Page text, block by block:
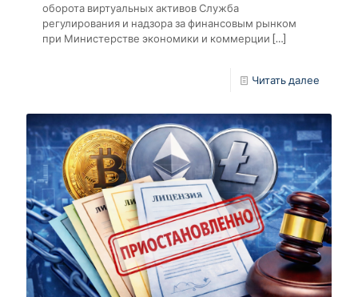
оборота виртуальных активов Служба
регулирования и надзора за финансовым рынком
при Министерстве экономики и коммерции […]
Читать далее